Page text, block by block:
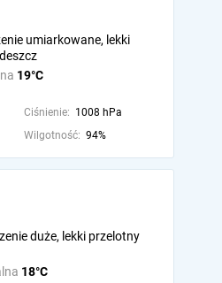
19°C
umiarkowane, lekki
Ciśnienie: 1008 hPa
Wilgotność: 94%
18°C
duże, lekki przelotny